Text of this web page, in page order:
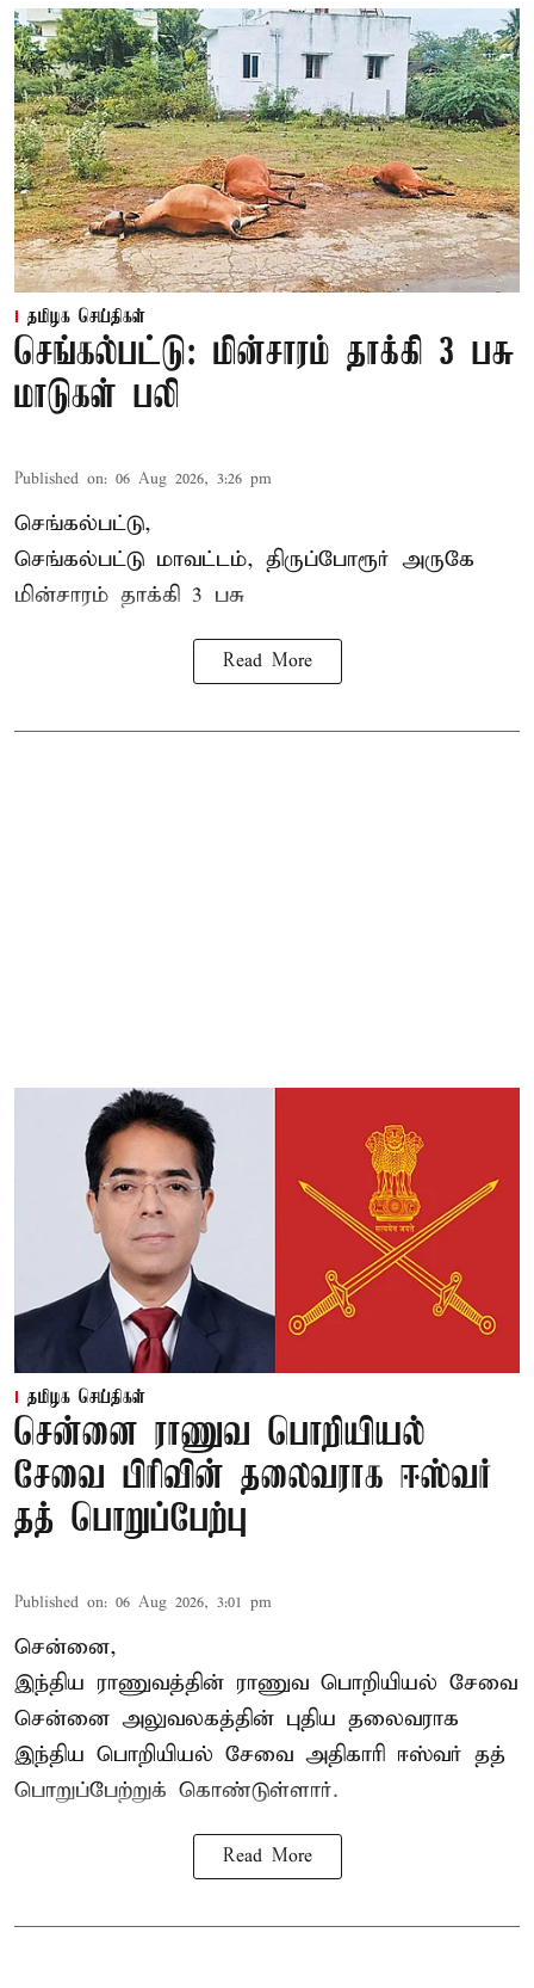
தமிழக செய்திகள்
செங்கல்பட்டு: மின்சாரம் தாக்கி 3 பசு
மாடுகள் பலி
Published on: 06 Aug 2026, 3:26 pm
செங்கல்பட்டு,
செங்கல்பட்டு மாவட்டம், திருப்போரூர் அருகே
மின்சாரம் தாக்கி 3 பசு
Read More
தமிழக செய்திகள்
சென்னை ராணுவ பொறியியல்
சேவை பிரிவின் தலைவராக ஈஸ்வர்
தத் பொறுப்பேற்பு
Published on: 06 Aug 2026, 3:01 pm
சென்னை,
இந்திய ராணுவத்தின் ராணுவ பொறியியல் சேவை
சென்னை அலுவலகத்தின் புதிய தலைவராக
இந்திய பொறியியல் சேவை அதிகாரி ஈஸ்வர் தத்
பொறுப்பேற்றுக் கொண்டுள்ளார்.
Read More